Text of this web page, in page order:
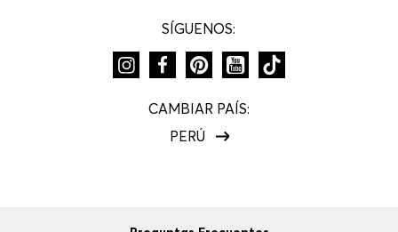
SÍGUENOS:
CAMBIAR PAÍS:
PERÚ